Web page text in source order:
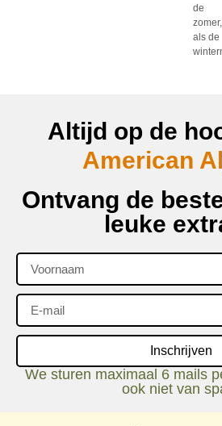
de
zomer,
als de
Altijd op de
American
Ontvang de
leuke
Inschrijven
We sturen maximaal 6 mails
ook niet van